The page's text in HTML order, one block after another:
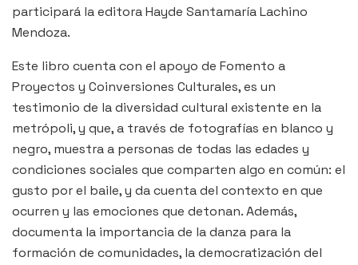
participará la editora Hayde Santamaría Lachino
Mendoza.
Este libro cuenta con el apoyo de Fomento a
Proyectos y Coinversiones Culturales, es un
testimonio de la diversidad cultural existente en la
metrópoli, y que, a través de fotografías en blanco y
negro, muestra a personas de todas las edades y
condiciones sociales que comparten algo en común: el
gusto por el baile, y da cuenta del contexto en que
ocurren y las emociones que detonan. Además,
documenta la importancia de la danza para la
formación de comunidades, la democratización del